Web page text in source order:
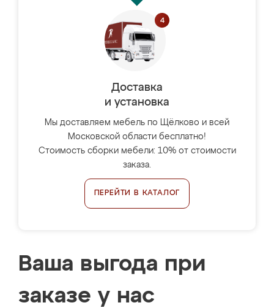
Доставка
и установка
Мы доставляем мебель по Щёлково и всей
Московской области бесплатно!
Стоимость сборки мебели: 10% от стоимости
заказа.
ПЕРЕЙТИ В КАТАЛОГ
Ваша выгода при
заказе у нас